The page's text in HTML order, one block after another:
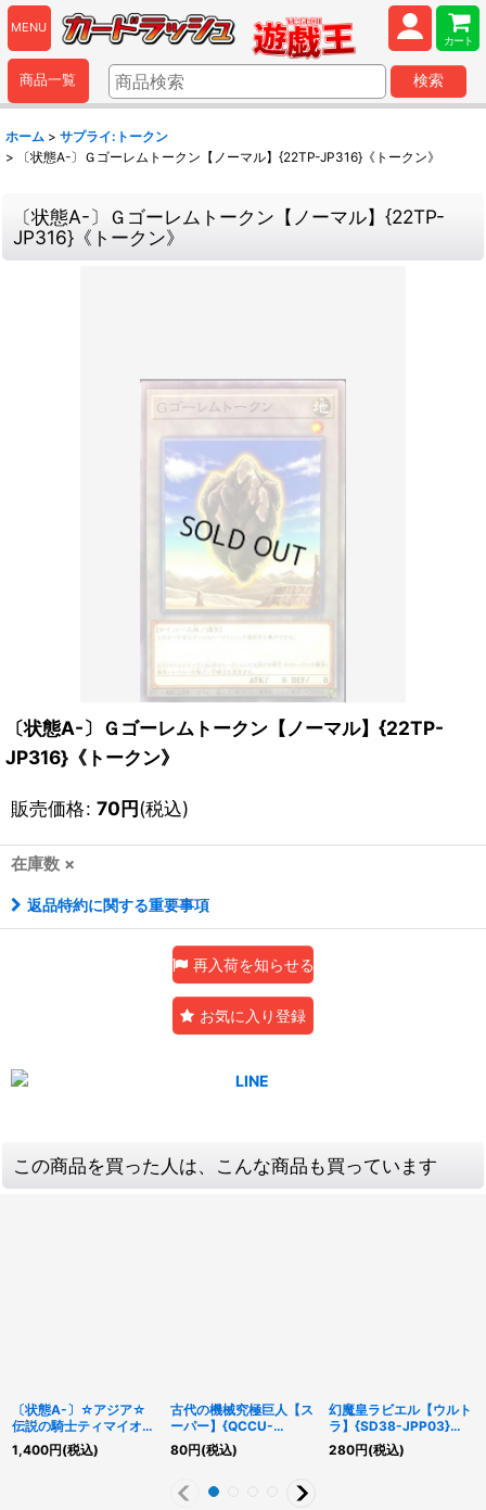
MENU
カート
商品一覧 検索
ホーム > サプライ:トークン
>
〔状態A-〕Ｇゴーレムトークン【ノーマル】{22TP-JP316}《トークン》
〔状態A-〕Ｇゴーレムトークン【ノーマル】{22TP-
JP316}《トークン》
〔状態A-〕Ｇゴーレムトークン【ノーマル】{22TP-
JP316}《トークン》
販売価格: 70円(税込)
在庫数 ×
返品特約に関する重要事項
再入荷を知らせる
お気に入り登録
この商品を買った人は、こんな商品も買っています
〔状態A-〕☆アジア☆
伝説の騎士ティマイオス
【シークレット】{アジ
アCPL1-JA001}《モン
1,400円(税込)
古代の機械究極巨人【ス
ーパー】{QCCU-
JP116}《融合》
80円(税込)
幻魔皇ラビエル【ウルト
ラ】{SD38-JPP03}
《モンスター》
280円(税込)